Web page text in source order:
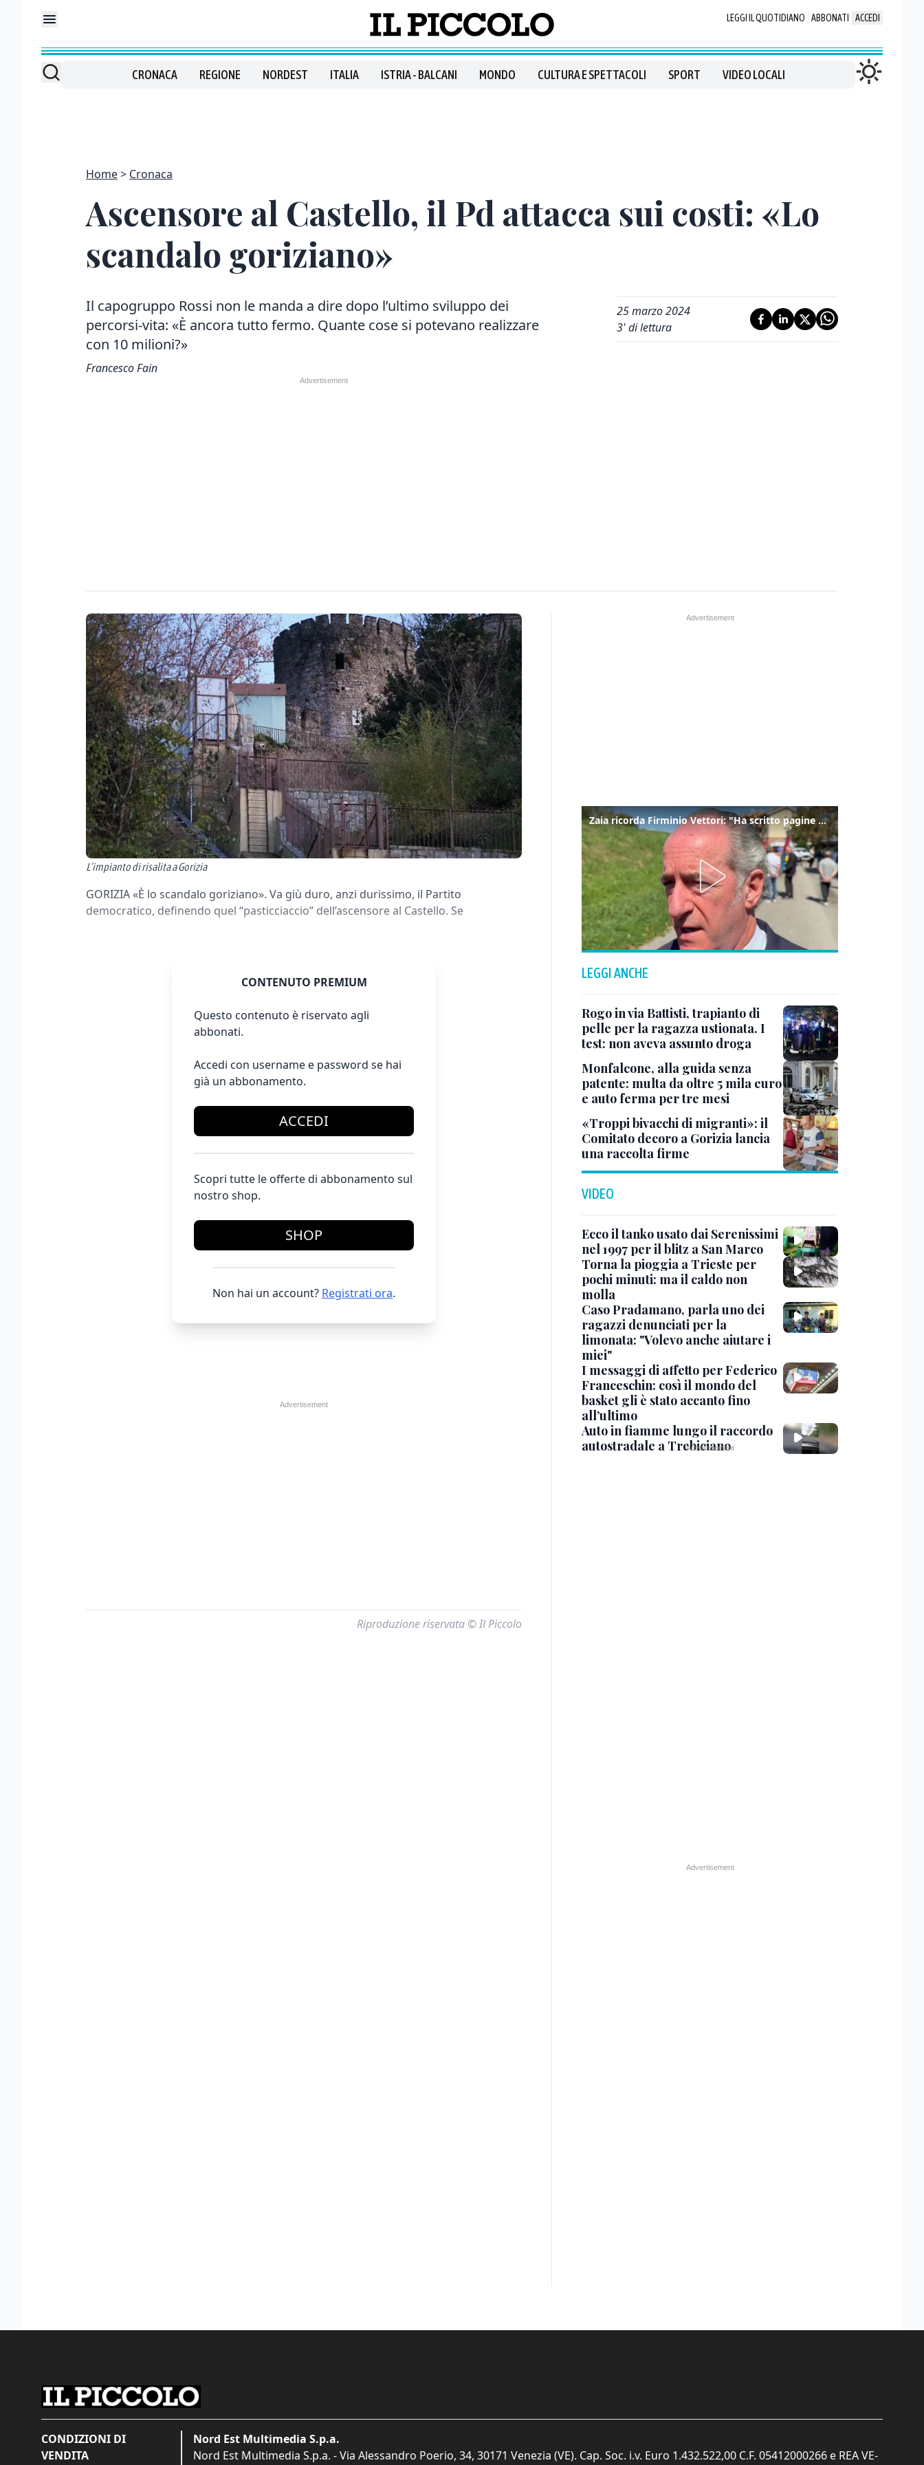
LEGGI IL QUOTIDIANO ABBONATI ACCEDI
CRONACA REGIONE NORDEST ITALIA ISTRIA - BALCANI MONDO CULTURA E SPETTACOLI SPORT VIDEO LOCALI
Home Cronaca
Ascensore al Castello, il Pd attacca sui costi: «Lo
scandalo goriziano»
Il capogruppo Rossi non le manda a dire dopo l’ultimo sviluppo dei
percorsi-vita: «È ancora tutto fermo. Quante cose si potevano realizzare
con 10 milioni?»
Francesco Fain
25 marzo 2024
3' di lettura
L’impianto di risalita a Gorizia
GORIZIA «È lo scandalo goriziano». Va giù duro, anzi durissimo, il Partito
democratico, definendo quel “pasticciaccio” dell’ascensore al Castello. Se
CONTENUTO PREMIUM
Questo contenuto è riservato agli
abbonati.
Accedi con username e password se hai
già un abbonamento.
ACCEDI
Scopri tutte le offerte di abbonamento sul
nostro shop.
SHOP
Non hai un account? Registrati ora.
Riproduzione riservata © Il Piccolo
Zaia ricorda Firminio Vettori: "Ha scritto pagine di storia del nostro territorio"
LEGGI ANCHE
Rogo in via Battisti, trapianto di
pelle per la ragazza ustionata. I
test: non aveva assunto droga
Monfalcone, alla guida senza
patente: multa da oltre 5 mila euro
e auto ferma per tre mesi
«Troppi bivacchi di migranti»: il
Comitato decoro a Gorizia lancia
una raccolta firme
VIDEO
Ecco il tanko usato dai Serenissimi
nel 1997 per il blitz a San Marco
Torna la pioggia a Trieste per
pochi minuti: ma il caldo non
molla
Caso Pradamano, parla uno dei
ragazzi denunciati per la
limonata: "Volevo anche aiutare i
miei"
I messaggi di affetto per Federico
Franceschin: così il mondo del
basket gli è stato accanto fino
all’ultimo
Auto in fiamme lungo il raccordo
autostradale a Trebiciano
CONDIZIONI DI
VENDITA
Nord Est Multimedia S.p.a.
Nord Est Multimedia S.p.a. - Via Alessandro Poerio, 34, 30171 Venezia (VE). Cap. Soc. i.v. Euro 1.432.522,00 C.F. 05412000266 e REA VE-